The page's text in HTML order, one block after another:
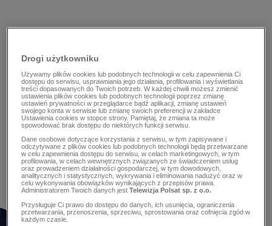
Drogi użytkowniku
Używamy plików cookies lub podobnych technologii w celu zapewnienia Ci
dostępu do serwisu, usprawniania jego działania, profilowania i wyświetlania
treści dopasowanych do Twoich potrzeb. W każdej chwili możesz zmienić
ustawienia plików cookies lub podobnych technologii poprzez zmianę
ustawień prywatności w przeglądarce bądź aplikacji, zmianę ustawień
swojego konta w serwisie lub zmianę swoich preferencji w zakładce
Ustawienia cookies w stopce strony. Pamiętaj, że zmiana ta może
spowodować brak dostępu do niektórych funkcji serwisu.
Dane osobowe dotyczące korzystania z serwisu, w tym zapisywane i
odczytywane z plików cookies lub podobnych technologii będą przetwarzane
w celu zapewnienia dostępu do serwisu, w celach marketingowych, w tym
profilowania, w celach wewnętrznych związanych ze świadczeniem usług
oraz prowadzeniem działalności gospodarczej, w tym dowodowych,
analitycznych i statystycznych, wykrywania i eliminowania nadużyć oraz w
celu wykonywania obowiązków wynikających z przepisów prawa.
Administratorem Twoich danych jestTelewizja Polsat sp. z o.o.
Przysługuje Ci prawo do dostępu do danych, ich usunięcia, ograniczenia
przetwarzania, przenoszenia, sprzeciwu, sprostowania oraz cofnięcia zgód w
każdym czasie.